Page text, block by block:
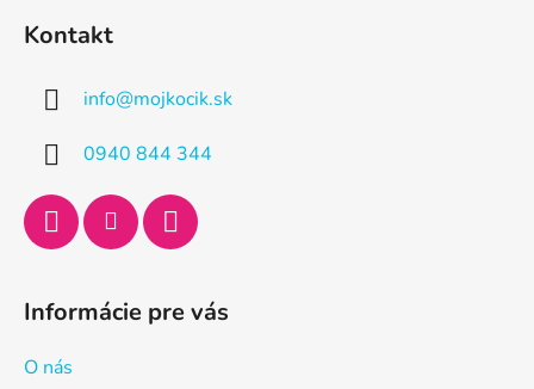
Kontakt
info@mojkocik.sk
0940 844 344
Informácie pre vás
O nás